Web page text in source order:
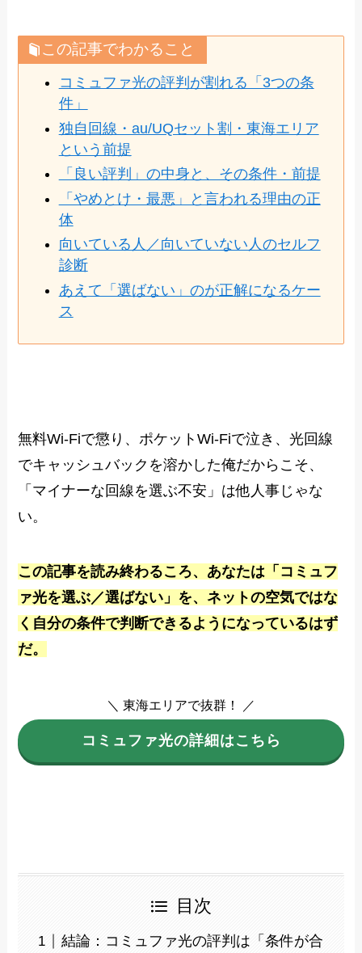
この記事でわかること
コミュファ光の評判が割れる「3つの条
件」
独自回線・au/UQセット割・東海エリア
という前提
「良い評判」の中身と、その条件・前提
「やめとけ・最悪」と言われる理由の正
体
向いている人／向いていない人のセルフ
診断
あえて「選ばない」のが正解になるケー
ス
無料Wi-Fiで懲り、ポケットWi-Fiで泣き、光回線
でキャッシュバックを溶かした俺だからこそ、
「マイナーな回線を選ぶ不安」は他人事じゃな
い。
この記事を読み終わるころ、あなたは「コミュフ
ァ光を選ぶ／選ばない」を、ネットの空気ではな
く自分の条件で判断できるようになっているはず
だ。
＼ 東海エリアで抜群！ ／
コミュファ光の詳細はこちら
目次
結論：コミュファ光の評判は「条件が合